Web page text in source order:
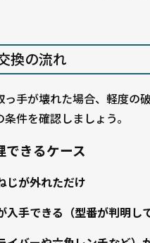
換の流れ
っ手が壊れた場合、軽度の
件を確認しましょう。
きるケース
じが外れただけ
入手できる（型番が判明し